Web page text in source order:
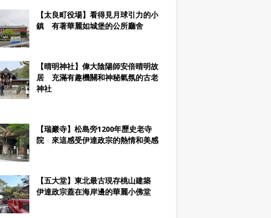
【太良町役場】看得見月球引力的小
鎮 有著華麗如城堡的公所廳舍
【晴明神社】偉大陰陽師安倍晴明故
居 充滿有趣機關和神秘氣氛的古老
神社
【瑞巖寺】松島旁1200年歷史老寺
院 來這感受伊達政宗的熱情和美感
【五大堂】東北最古現存桃山建築
伊達政宗蓋在海岸邊的華麗小佛堂